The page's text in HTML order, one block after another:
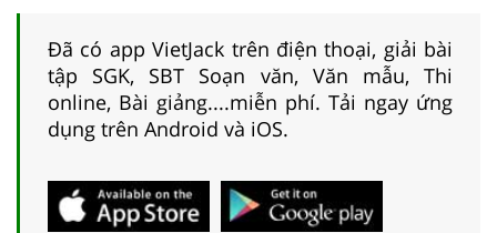
Đã có app VietJack trên điện thoại, giải bài
tập SGK, SBT Soạn văn, Văn mẫu, Thi
online, Bài giảng....miễn phí. Tải ngay ứng
dụng trên Android và iOS.